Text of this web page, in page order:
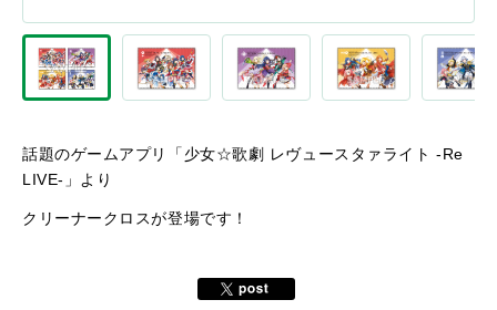
話題のゲームアプリ「少女☆歌劇 レヴュースタァライト -Re
LIVE-」より
クリーナークロスが登場です！